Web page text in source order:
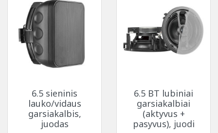
6.5 sieninis
lauko/vidaus
garsiakalbis,
juodas
6.5 BT lubiniai
garsiakalbiai
(aktyvus +
pasyvus), juodi